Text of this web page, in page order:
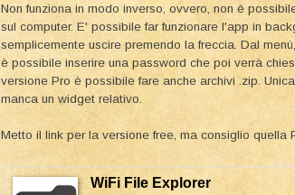
Non funziona in modo inverso, ovvero, non è
sul computer. E' possibile far funzionare l'app in
semplicemente uscire premendo la freccia. Dal
è possibile inserire una password che poi verrà
versione Pro è possibile fare anche archivi .zip.
manca un widget relativo.
Metto il link per la versione free, ma consiglio quella
WiFi File Explorer